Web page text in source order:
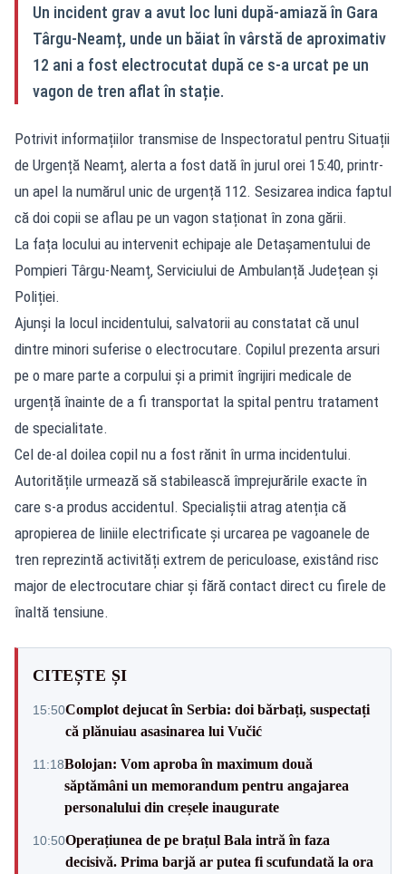
Un incident grav a avut loc luni după-amiază în Gara
Târgu-Neamț, unde un băiat în vârstă de aproximativ
12 ani a fost electrocutat după ce s-a urcat pe un
vagon de tren aflat în stație.
Potrivit informațiilor transmise de Inspectoratul pentru Situații
de Urgență Neamț, alerta a fost dată în jurul orei 15:40, printr-
un apel la numărul unic de urgență 112. Sesizarea indica faptul
că doi copii se aflau pe un vagon staționat în zona gării.
La fața locului au intervenit echipaje ale Detașamentului de
Pompieri Târgu-Neamț, Serviciului de Ambulanță Județean și
Poliției.
Ajunși la locul incidentului, salvatorii au constatat că unul
dintre minori suferise o electrocutare. Copilul prezenta arsuri
pe o mare parte a corpului și a primit îngrijiri medicale de
urgență înainte de a fi transportat la spital pentru tratament
de specialitate.
Cel de-al doilea copil nu a fost rănit în urma incidentului.
Autoritățile urmează să stabilească împrejurările exacte în
care s-a produs accidentul. Specialiștii atrag atenția că
apropierea de liniile electrificate și urcarea pe vagoanele de
tren reprezintă activități extrem de periculoase, existând risc
major de electrocutare chiar și fără contact direct cu firele de
înaltă tensiune.
CITEȘTE ȘI
15:50Complot dejucat în Serbia: doi bărbați, suspectați
că plănuiau asasinarea lui Vučić
11:18Bolojan: Vom aproba în maximum două
săptămâni un memorandum pentru angajarea
personalului din creșele inaugurate
10:50Operațiunea de pe brațul Bala intră în faza
decisivă. Prima barjă ar putea fi scufundată la ora